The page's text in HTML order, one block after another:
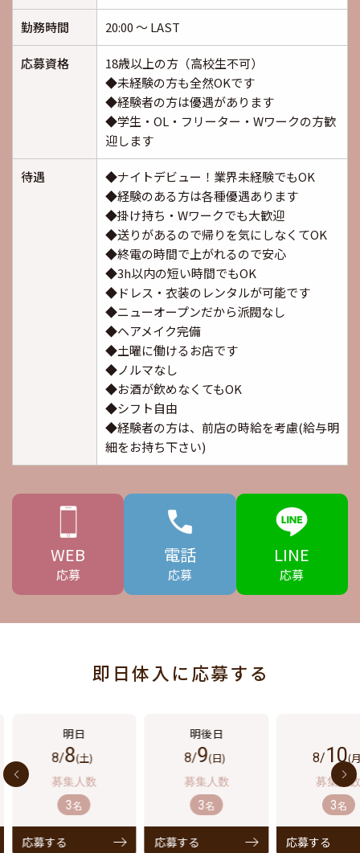
勤務時間 20:00 ～ LAST
応募資格
18歳以上の方（高校生不可）
◆未経験の方も全然OKです
◆経験者の方は優遇があります
◆学生・OL・フリーター・Wワークの方歓
迎します
待遇
◆ナイトデビュー！業界未経験でもOK
◆経験のある方は各種優遇あります
◆掛け持ち・Wワークでも大歓迎
◆送りがあるので帰りを気にしなくてOK
◆終電の時間で上がれるので安心
◆3h以内の短い時間でもOK
◆ドレス・衣装のレンタルが可能です
◆ニューオープンだから派閥なし
◆ヘアメイク完備
◆土曜に働けるお店です
◆ノルマなし
◆お酒が飲めなくてもOK
◆シフト自由
◆経験者の方は、前店の時給を考慮(給与明
細をお持ち下さい)
WEB
応募
電話
応募
LINE
応募
即日体入に応募する
8/8(土)
3名
応募する
8/9(日)
3名
応募する
8/10(
3名
応募する